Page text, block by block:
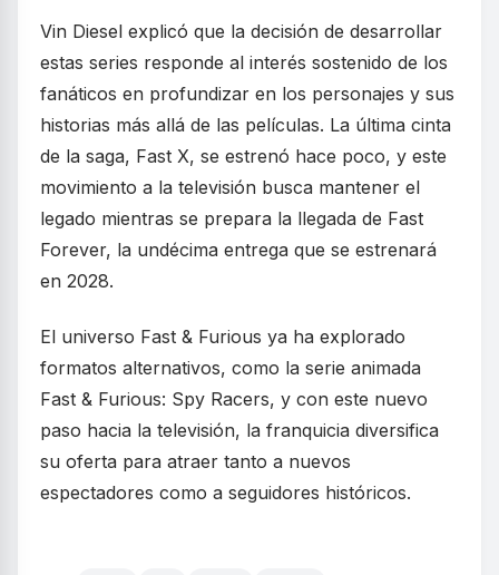
Vin Diesel explicó que la decisión de desarrollar
estas series responde al interés sostenido de los
fanáticos en profundizar en los personajes y sus
historias más allá de las películas. La última cinta
de la saga, Fast X, se estrenó hace poco, y este
movimiento a la televisión busca mantener el
legado mientras se prepara la llegada de Fast
Forever, la undécima entrega que se estrenará
en 2028.
El universo Fast & Furious ya ha explorado
formatos alternativos, como la serie animada
Fast & Furious: Spy Racers, y con este nuevo
paso hacia la televisión, la franquicia diversifica
su oferta para atraer tanto a nuevos
espectadores como a seguidores históricos.